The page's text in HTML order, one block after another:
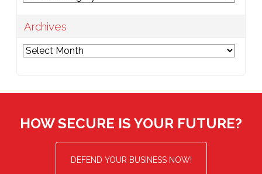
Archives
Archives
HOW SECURE IS YOUR FUTURE?
DEFEND YOUR BUSINESS NOW!